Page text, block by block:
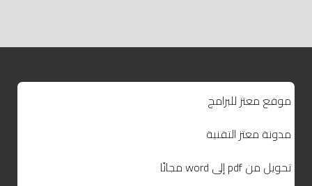
موقع معتز للبرامج
مدونة معتز التقنية
تحويل من pdf إلى word مجانًا